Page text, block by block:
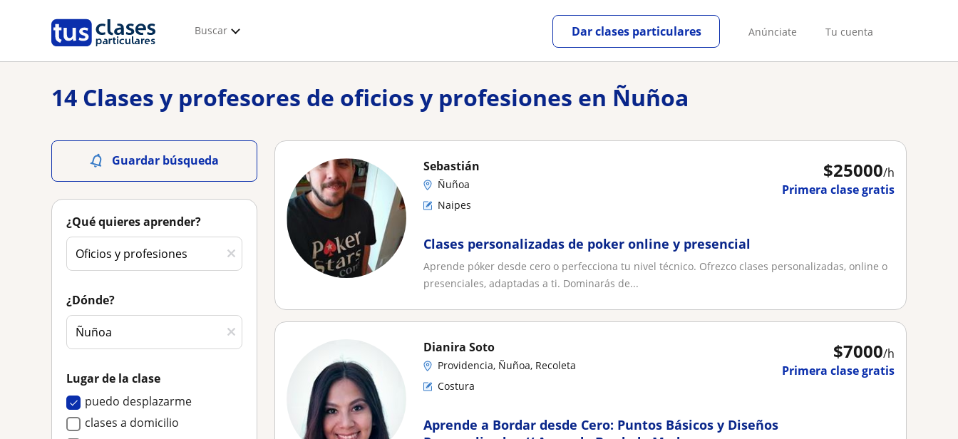
Buscar Anúnciate Tu cuenta
Dar clases particulares
14 Clases y profesores de oficios y profesiones en Ñuñoa
Guardar búsqueda
¿Qué quieres aprender?
¿Dónde?
Lugar de la clase
puedo desplazarme
clases a domicilio
$25000/h
Primera clase gratis
Sebastián
Ñuñoa
Naipes
Clases personalizadas de poker online y presencial
Aprende póker desde cero o perfecciona tu nivel técnico. Ofrezco clases personalizadas, online o
presenciales, adaptadas a ti. Dominarás de...
$7000/h
Primera clase gratis
Dianira Soto
Providencia, Ñuñoa, Recoleta
Costura
Aprende a Bordar desde Cero: Puntos Básicos y Diseños